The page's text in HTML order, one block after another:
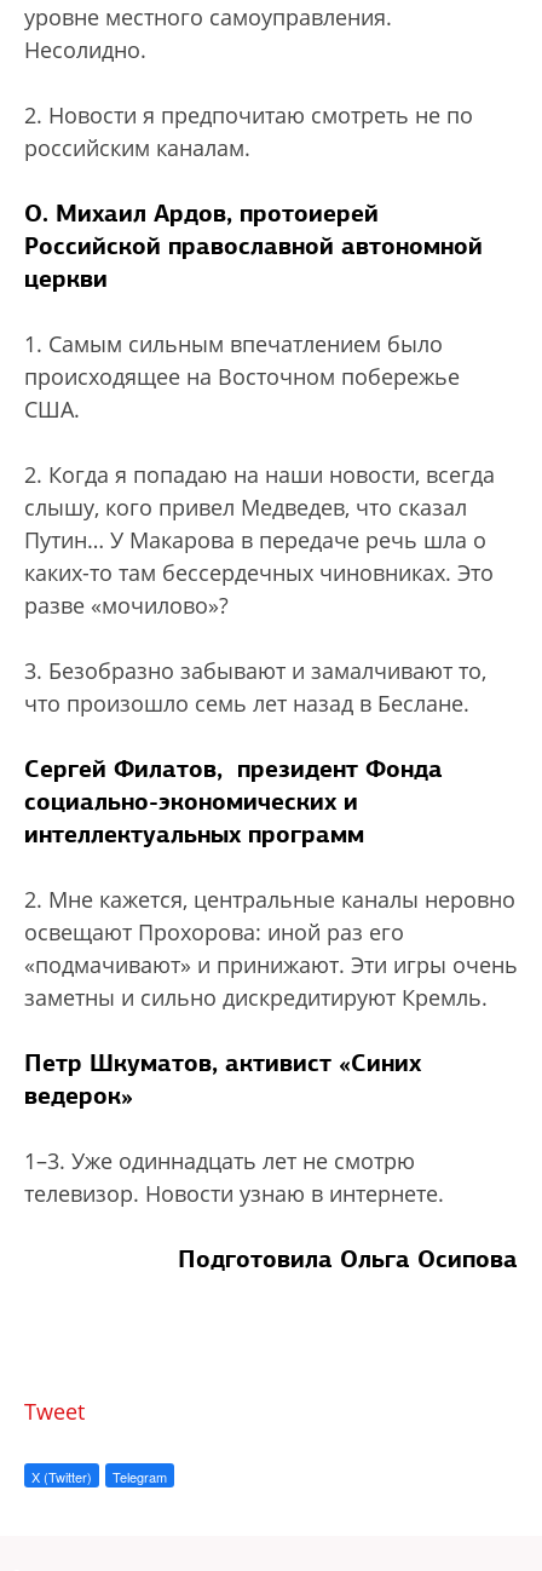
уровне местного самоуправления.
Несолидно.
2. Новости я предпочитаю смотреть не по
российским каналам.
О. Михаил Ардов, протоиерей
Российской православной автономной
церкви
1. Самым сильным впечатлением было
происходящее на Восточном побережье
США.
2. Когда я попадаю на наши новости, всегда
слышу, кого привел Медведев, что сказал
Путин… У Макарова в передаче речь шла о
каких-то там бессердечных чиновниках. Это
разве «мочилово»?
3. Безобразно забывают и замалчивают то,
что произошло семь лет назад в Беслане.
Сергей Филатов, президент Фонда
социально-экономических и
интеллектуальных программ
2. Мне кажется, центральные каналы неровно
освещают Прохорова: иной раз его
«подмачивают» и принижают. Эти игры очень
заметны и сильно дискредитируют Кремль.
Петр Шкуматов, активист «Синих
ведерок»
1–3. Уже одиннадцать лет не смотрю
телевизор. Новости узнаю в интернете.
Подготовила Ольга Осипова
Tweet
X (Twitter) Telegram